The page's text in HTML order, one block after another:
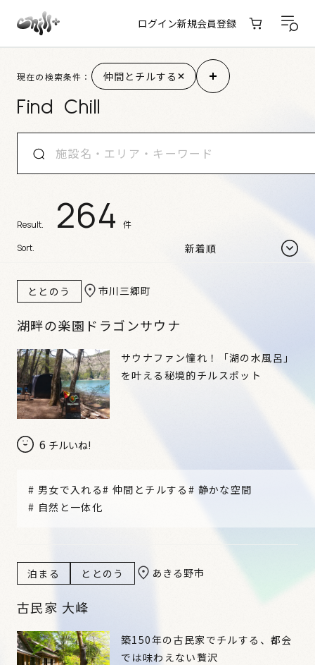
ログイン新規会員登録
Result. 264 件
Sort.
ととのう 市川三郷町
湖畔の楽園ドラゴンサウナ
6 チルいね!
サウナファン憧れ！「湖の水風呂」
を叶える秘境的チルスポット
# 男女で入れる#仲間とチルする # 静かな空間
# 自然と一体化
泊まる ととのう あきる野市
古民家 大峰
築150年の古民家でチルする、都会
では味わえない贅沢
Find Chill
現在の検索条件： 仲間とチルする